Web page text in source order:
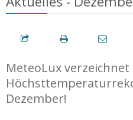
MeteoLux
Dezember!